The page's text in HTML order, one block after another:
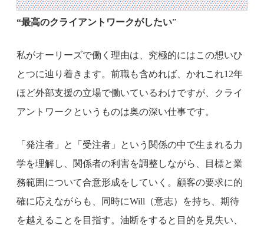
“最高のクライアントワークがしたい”
私がオーリーズで働く理由は、究極的にはこの想いひ
とつに辿り着きます。前職も含めれば、かれこれ12年
ほど外部支援の立場で働いているわけですが、クライ
アントワークというものは奥の深い仕事です。
「発注者」と「受注者」という関係の中で生まれる力
学を理解し、関係者の利害を調整しながら、目標と業
務範囲について合意形成をしていく。顧客の要求に的
確に応えながらも、同時にWill（意志）を持ち、期待
を越えることを目指す。油断をすると目的を見失い、